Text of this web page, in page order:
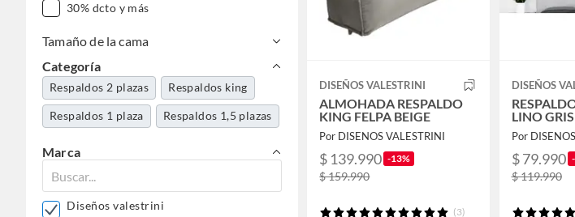
30% dcto y más
Tamaño de la cama
Categoría
Respaldos 2 plazas Respaldos king
Respaldos 1 plaza Respaldos 1,5 plazas
Marca
Diseños valestrini
DISEÑOS VALESTRINI
ALMOHADA RESPALDO
KING FELPA BEIGE
Por DISENOS VALESTRINI
$ 139.990 -13%
$ 159.990
(3)
DISEÑOS
LINO
Por
$ 79.990
$ 119.990